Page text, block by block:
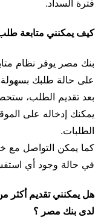
فترة السداد.
كيف يمكنني متابعة
بنك مصر يوفر نظام
على حالة طلبك
بعد تقديم الطلب،
يمكنك إدخاله على
الطلبات.
كما يمكن التواصل مع
في حالة وجود أي
هل يمكنني تقديم
لدى بنك مصر ؟